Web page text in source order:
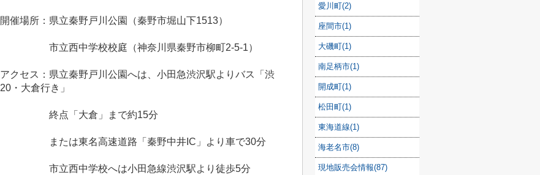
開催場所：県立秦野戸川公園（秦野市堀山下1513）
市立西中学校校庭（神奈川県秦野市柳町2-5-1）
アクセス：県立秦野戸川公園へは、小田急渋沢駅よりバス「渋
20 ・大倉行き」
終点「大倉」まで約15分
または東名高速道路「秦野中井 IC 」より車で30分
市立西中学校へは小田急線渋沢駅より徒歩5分
愛川町(2)
座間市(1)
大磯町(1)
南足柄市(1)
開成町(1)
松田町(1)
東海道線(1)
海老名市(8)
現地販売会情報(87)